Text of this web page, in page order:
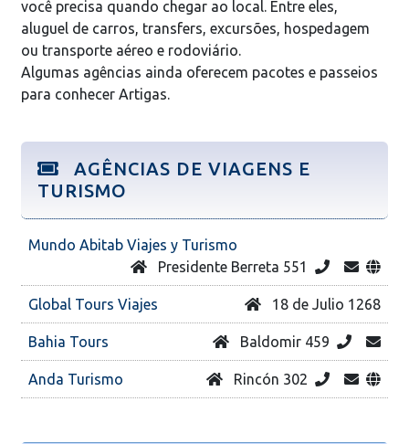
você precisa quando chegar ao local. Entre eles,
aluguel de carros, transfers, excursões, hospedagem
ou transporte aéreo e rodoviário.
Algumas agências ainda oferecem pacotes e passeios
para conhecer Artigas.
AGÊNCIAS DE VIAGENS E
TURISMO
Mundo Abitab Viajes y Turismo
Presidente Berreta 551
Global Tours Viajes 18 de Julio 1268
Bahia Tours Baldomir 459
Anda Turismo Rincón 302